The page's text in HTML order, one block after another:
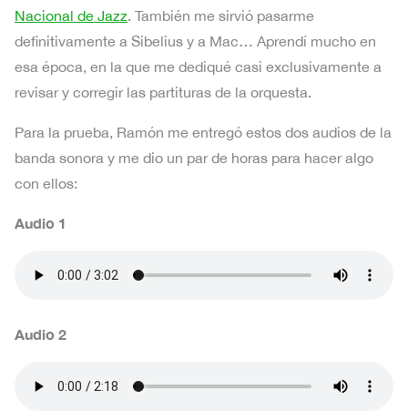
Nacional de Jazz. También me sirvió pasarme
definitivamente a Sibelius y a Mac… Aprendí mucho en
esa época, en la que me dediqué casi exclusivamente a
revisar y corregir las partituras de la orquesta.
Para la prueba, Ramón me entregó estos dos audios de la
banda sonora y me dio un par de horas para hacer algo
con ellos:
Audio 1
Audio 2